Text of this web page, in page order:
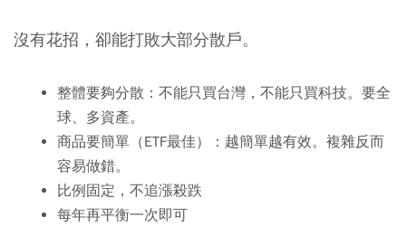
沒有花招，卻能打敗大部分散戶。
整體要夠分散：不能只買台灣，不能只買科技。要全
球、多資產。
商品要簡單（ETF最佳）：越簡單越有效。複雜反而
容易做錯。
比例固定，不追漲殺跌
每年再平衡一次即可